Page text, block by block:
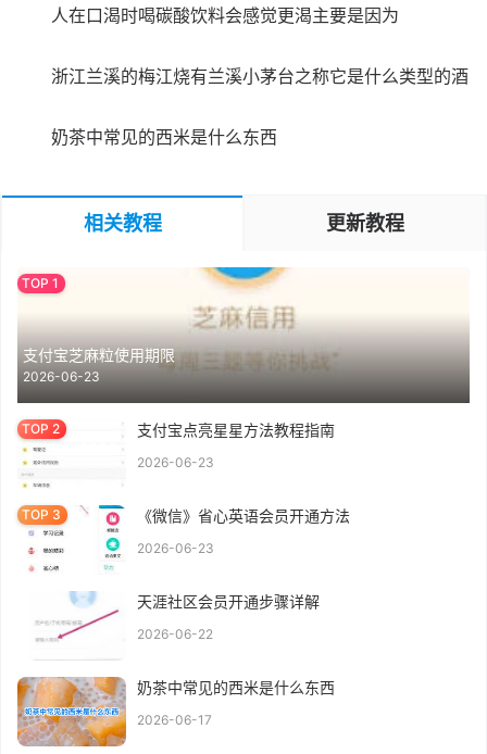
人在口渴时喝碳酸饮料会感觉更渴主要是因为
浙江兰溪的梅江烧有兰溪小茅台之称它是什么类型的酒
奶茶中常见的西米是什么东西
相关教程 更新教程
支付宝芝麻粒使用期限
2026-06-23
支付宝点亮星星方法教程指南
2026-06-23
《微信》省心英语会员开通方法
2026-06-23
天涯社区会员开通步骤详解
2026-06-22
奶茶中常见的西米是什么东西
2026-06-17